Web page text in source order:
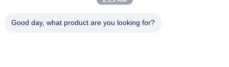
Good day, what product are you looking for?